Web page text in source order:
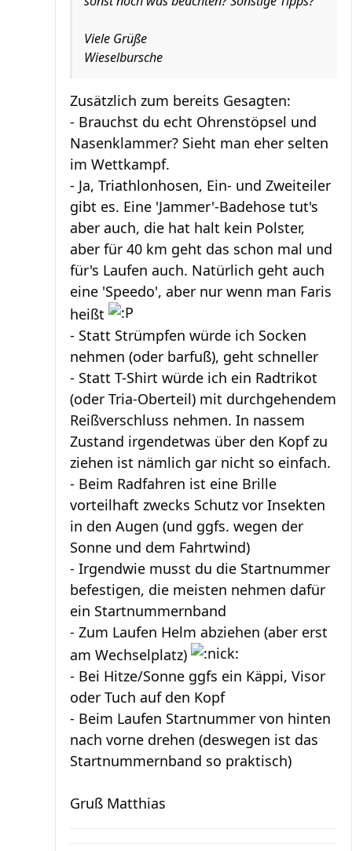
Viele Grüße
Wieselbursche
Zusätzlich zum bereits Gesagten:
- Brauchst du echt Ohrenstöpsel und
Nasenklammer? Sieht man eher selten
im Wettkampf.
- Ja, Triathlonhosen, Ein- und Zweiteiler
gibt es. Eine 'Jammer'-Badehose tut's
aber auch, die hat halt kein Polster,
aber für 40 km geht das schon mal und
für's Laufen auch. Natürlich geht auch
eine 'Speedo', aber nur wenn man Faris
heißt
- Statt Strümpfen würde ich Socken
nehmen (oder barfuß), geht schneller
- Statt T-Shirt würde ich ein Radtrikot
(oder Tria-Oberteil) mit durchgehendem
Reißverschluss nehmen. In nassem
Zustand irgendetwas über den Kopf zu
ziehen ist nämlich gar nicht so einfach.
- Beim Radfahren ist eine Brille
vorteilhaft zwecks Schutz vor Insekten
in den Augen (und ggfs. wegen der
Sonne und dem Fahrtwind)
- Irgendwie musst du die Startnummer
befestigen, die meisten nehmen dafür
ein Startnummernband
- Zum Laufen Helm abziehen (aber erst
am Wechselplatz)
- Bei Hitze/Sonne ggfs ein Käppi, Visor
oder Tuch auf den Kopf
- Beim Laufen Startnummer von hinten
nach vorne drehen (deswegen ist das
Startnummernband so praktisch)
Gruß Matthias